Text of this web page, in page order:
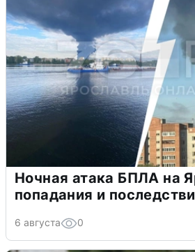
Ночная атака БПЛА на
попадания и
6 августа 0